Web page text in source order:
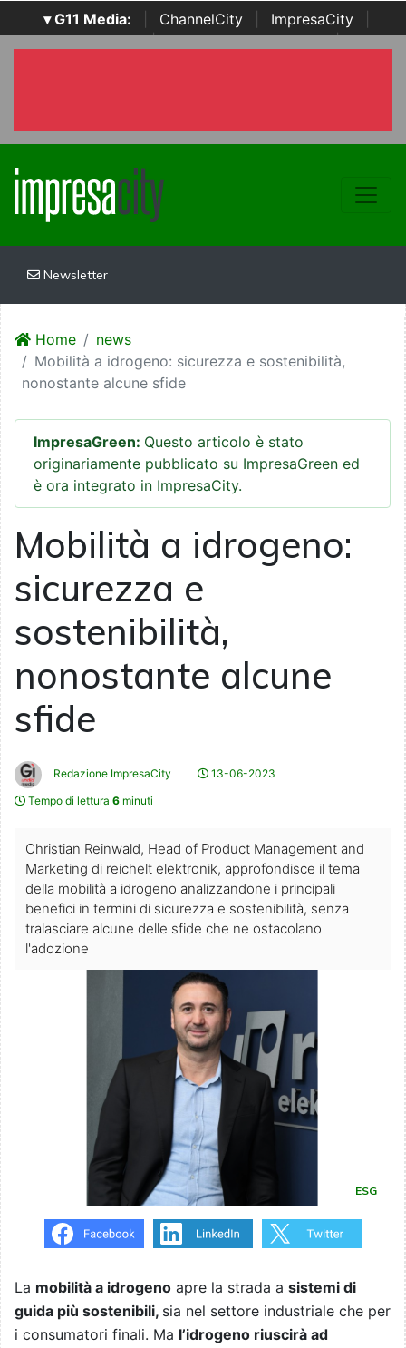
▾ G11 Media: ChannelCity ImpresaCity
SecurityOpenLab | Italian Channel Awards | Italian
Newsletter
Home
news
Mobilità a idrogeno: sicurezza e sostenibilità,
nonostante alcune sfide
ImpresaGreen: Questo articolo è stato
originariamente pubblicato su ImpresaGreen ed
è ora integrato in ImpresaCity.
Mobilità a idrogeno:
sicurezza e
sostenibilità,
nonostante alcune
sfide
Redazione ImpresaCity
13-06-2023
Tempo di lettura 6 minuti
Christian Reinwald, Head of Product Management and
Marketing di reichelt elektronik, approfondisce il tema
della mobilità a idrogeno analizzandone i principali
benefici in termini di sicurezza e sostenibilità, senza
tralasciare alcune delle sfide che ne ostacolano
l'adozione
ESG
La mobilità a idrogeno apre la strada a sistemi di
guida più sostenibili, sia nel settore industriale che per
i consumatori finali. Ma l’idrogeno riuscirà ad